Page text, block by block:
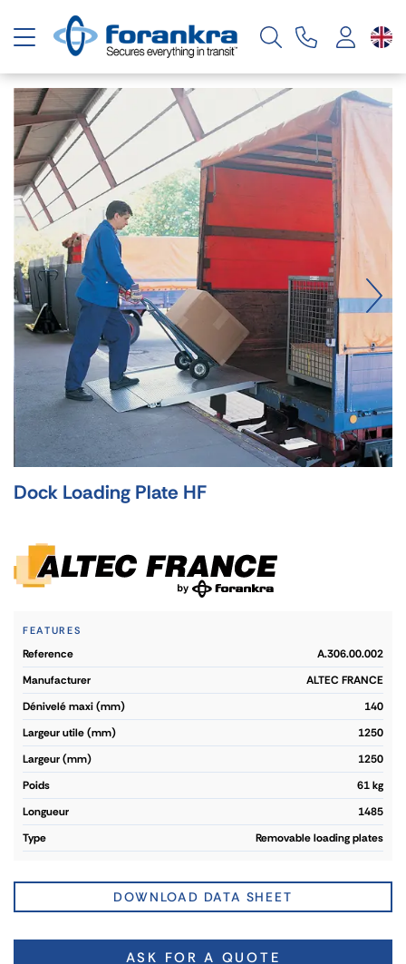
Toggle navigation
Dock Loading Plate HF
FEATURES
reference
A.306.00.002
manufacturer
ALTEC FRANCE
dénivelé maxi (mm)
140
largeur utile (mm)
1250
largeur (mm)
1250
poids
61 kg
longueur
1485
type
Removable loading plates
DOWNLOAD DATA SHEET
ASK FOR A QUOTE